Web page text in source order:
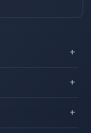
سرور مجازی خارج